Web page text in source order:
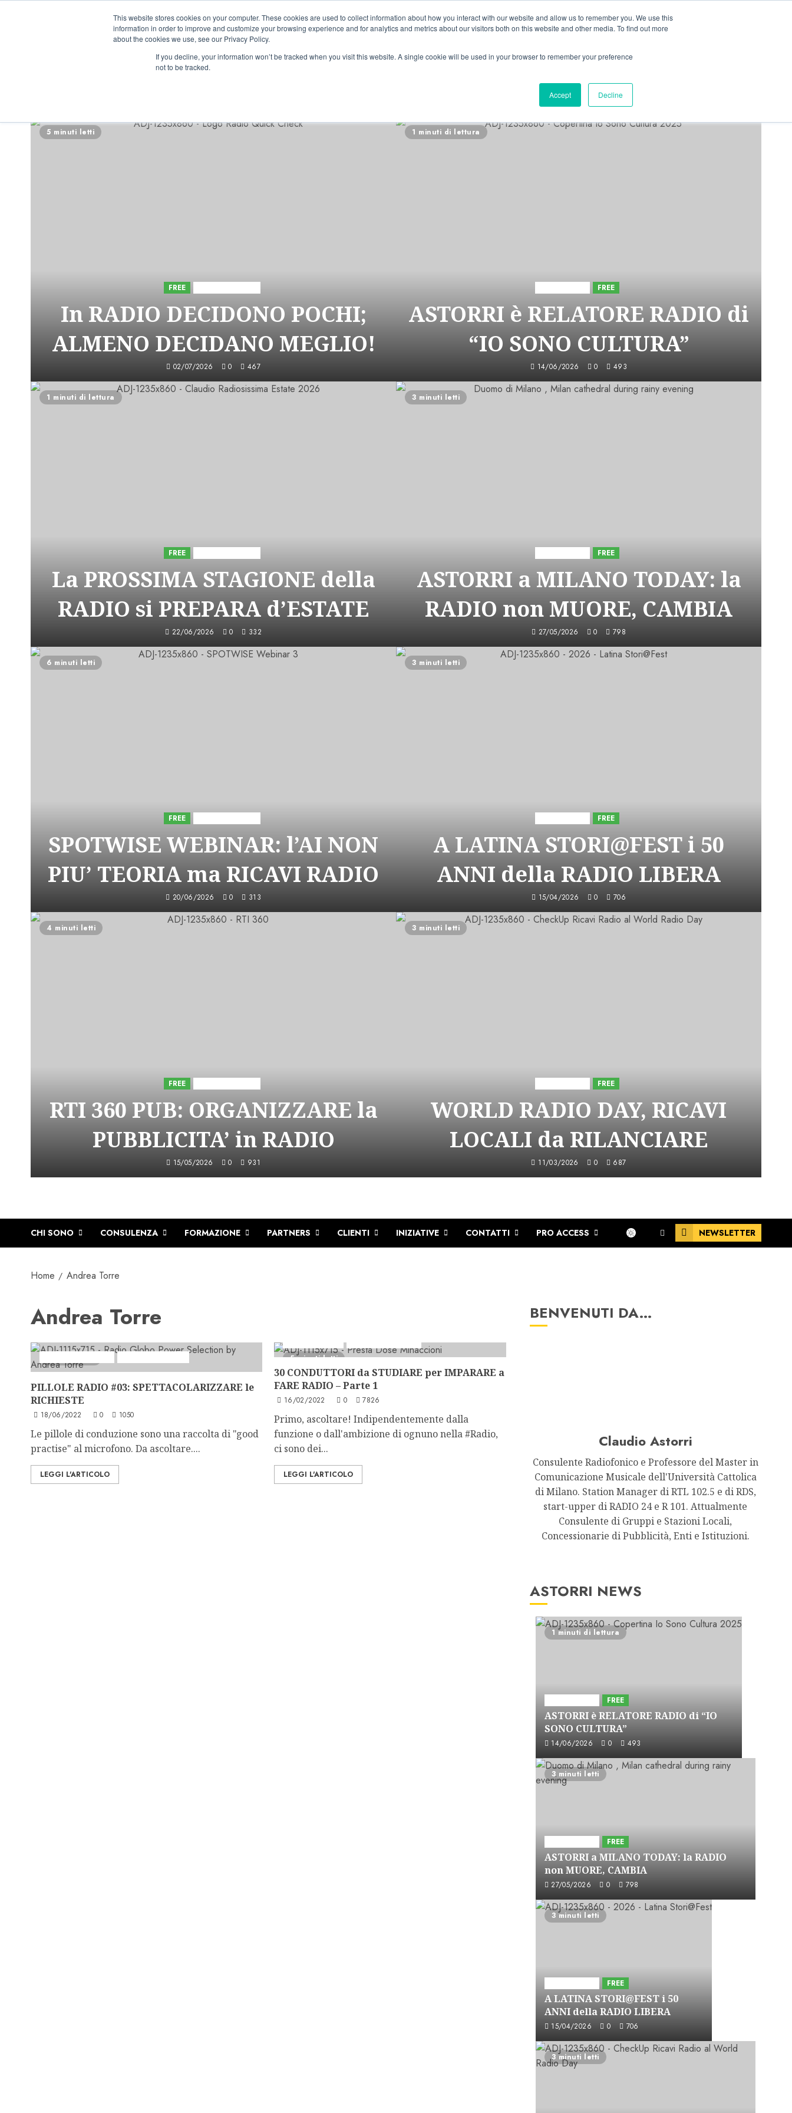
This website stores cookies on your computer. These cookies are used to collect information about how you interact with our website and allow us to remember you. We use this
information in order to improve and customize your browsing experience and for analytics and metrics about our visitors both on this website and other media. To find out more
about the cookies we use, see our Privacy Policy.
If you decline, your information won’t be tracked when you visit this website. A single cookie will be used in your browser to remember your preference
not to be tracked.
Accept Decline
23:46:01 LinkedinFacebook
5 minuti letti
FREE
In RADIO DECIDONO POCHI;
ALMENO DECIDANO MEGLIO!
02/07/2026 0 467
1 minuti di lettura
FREE
La PROSSIMA STAGIONE della
RADIO si PREPARA d’ESTATE
22/06/2026 0 332
6 minuti letti
FREE
SPOTWISE WEBINAR: l’AI NON
PIU’ TEORIA ma RICAVI RADIO
20/06/2026 0 313
4 minuti letti
FREE
RTI 360 PUB: ORGANIZZARE la
PUBBLICITA’ in RADIO
15/05/2026 0 931
ASTORRI NEWS
1 minuti di lettura
FREE
ASTORRI è RELATORE RADIO di
“IO SONO CULTURA”
14/06/2026 0 493
3 minuti letti
FREE
ASTORRI a MILANO TODAY: la
RADIO non MUORE, CAMBIA
27/05/2026 0 798
3 minuti letti
FREE
A LATINA STORI@FEST i 50
ANNI della RADIO LIBERA
15/04/2026 0 706
3 minuti letti
FREE
WORLD RADIO DAY, RICAVI
LOCALI da RILANCIARE
11/03/2026 0 687
CHI SONO CONSULENZA FORMAZIONE PARTNERS CLIENTI INIZIATIVE CONTATTI PRO ACCESS NEWSLETTER
Home Andrea Torre
Andrea Torre
PILLOLE RADIO #03: SPETTACOLARIZZARE le
RICHIESTE
18/06/2022 0 1050
Le pillole di conduzione sono una raccolta di "good
practise" al microfono. Da ascoltare....
LEGGI L'ARTICOLO
5 minuti letti
30 CONDUTTORI da STUDIARE per IMPARARE a
FARE RADIO – Parte 1
16/02/2022 0 7826
Primo, ascoltare! Indipendentemente dalla
funzione o dall'ambizione di ognuno nella #Radio,
ci sono dei...
LEGGI L'ARTICOLO
BENVENUTI DA…
Claudio Astorri
Consulente Radiofonico e Professore del Master in
Comunicazione Musicale dell'Università Cattolica
di Milano. Station Manager di RTL 102.5 e di RDS,
start-upper di RADIO 24 e R 101. Attualmente
Consulente di Gruppi e Stazioni Locali,
Concessionarie di Pubblicità, Enti e Istituzioni.
ASTORRI NEWS
1 minuti di lettura
FREE
ASTORRI è RELATORE RADIO di “IO
SONO CULTURA”
14/06/2026 0 493
3 minuti letti
FREE
ASTORRI a MILANO TODAY: la RADIO
non MUORE, CAMBIA
27/05/2026 0 798
3 minuti letti
FREE
A LATINA STORI@FEST i 50
ANNI della RADIO LIBERA
15/04/2026 0 706
3 minuti letti